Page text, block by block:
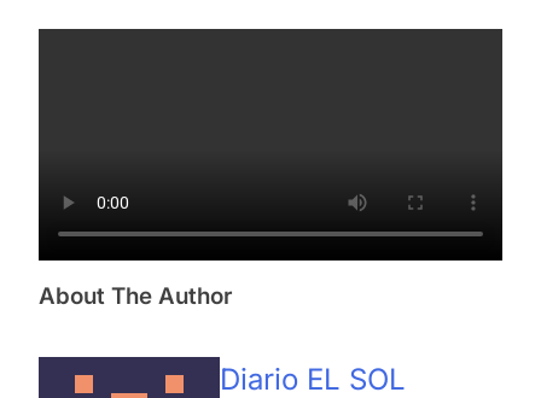
About The Author
Diario EL SOL